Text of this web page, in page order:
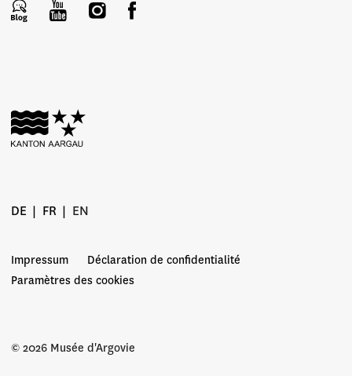
© 2026 Musée d'Argovie
DE FR EN
Impressum
Déclaration de confidentialité
Paramètres des cookies